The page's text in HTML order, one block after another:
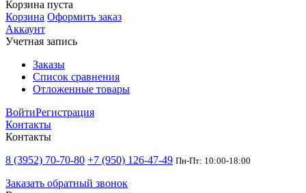
Корзина пуста
Корзина Оформить заказ
Аккаунт
Учетная запись
Заказы
Список сравнения
Отложенные товары
ВойтиРегистрация
Контакты
Контакты
8 (3952) 70-70-80 +7 (950) 126-47-49 Пн-Пт: 10:00-18:00
Заказать обратный звонок